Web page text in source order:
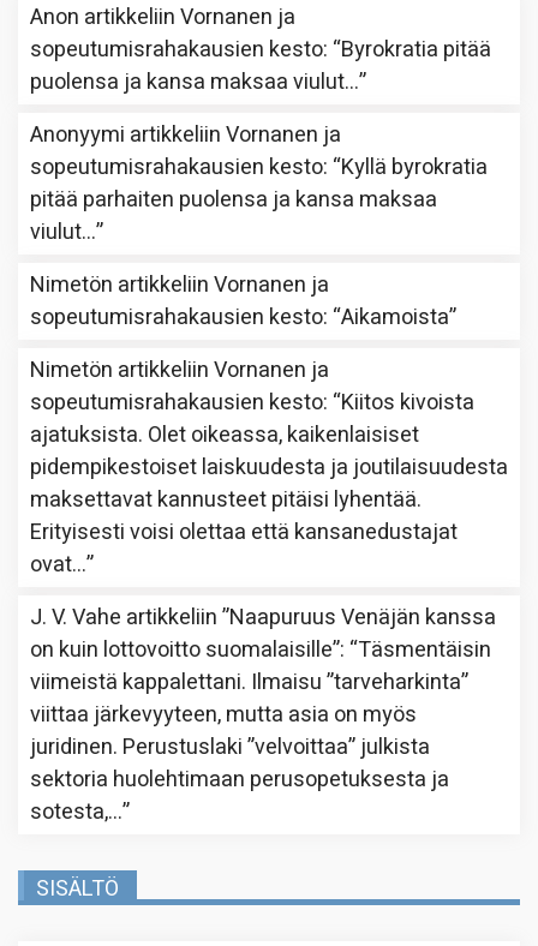
Anon artikkeliinVornanen ja
sopeutumisrahakausien kesto: “Byrokratia pitää
puolensa ja kansa maksaa viulut…”
Anonyymi artikkeliinVornanen ja
sopeutumisrahakausien kesto: “Kyllä byrokratia
pitää parhaiten puolensa ja kansa maksaa
viulut…”
Nimetön artikkeliinVornanen ja
sopeutumisrahakausien kesto: “Aikamoista”
Nimetön artikkeliinVornanen ja
sopeutumisrahakausien kesto: “Kiitos kivoista
ajatuksista. Olet oikeassa, kaikenlaisiset
pidempikestoiset laiskuudesta ja joutilaisuudesta
maksettavat kannusteet pitäisi lyhentää.
Erityisesti voisi olettaa että kansanedustajat
ovat…”
J. V. Vahe artikkeliin”Naapuruus Venäjän kanssa
on kuin lottovoitto suomalaisille”: “Täsmentäisin
viimeistä kappalettani. Ilmaisu ”tarveharkinta”
viittaa järkevyyteen, mutta asia on myös
juridinen. Perustuslaki ”velvoittaa” julkista
sektoria huolehtimaan perusopetuksesta ja
sotesta,…”
SISÄLTÖ